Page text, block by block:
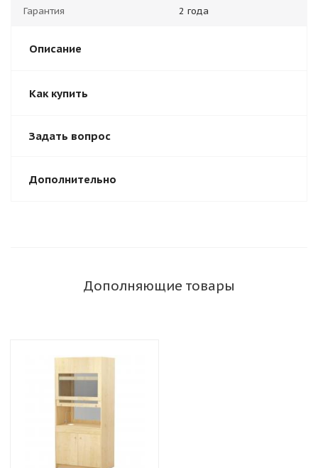
Гарантия 2 года
Описание
Как купить
Задать вопрос
Дополнительно
Дополняющие товары